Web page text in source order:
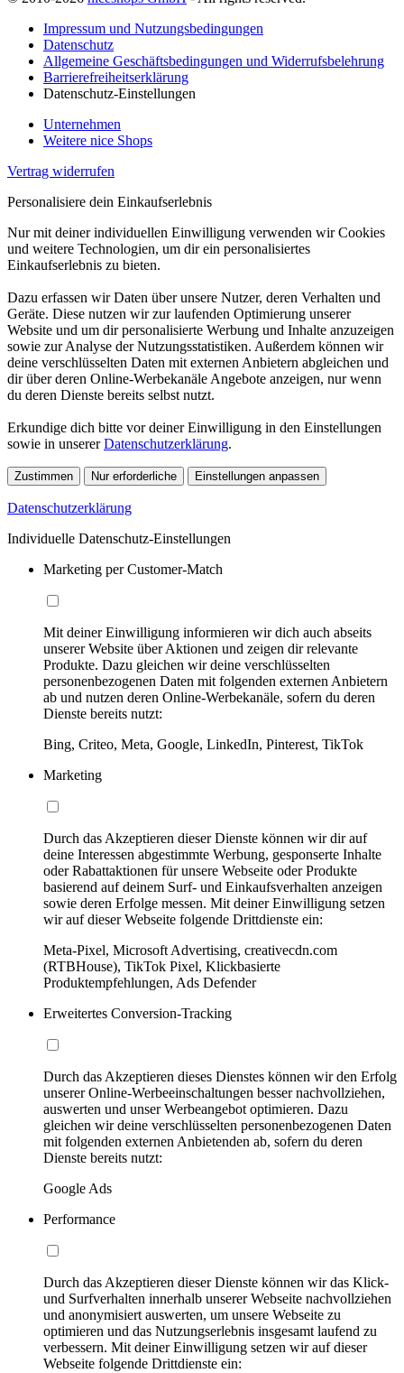
Impressum und Nutzungsbedingungen
Datenschutz
Allgemeine Geschäftsbedingungen und Widerrufsbelehrung
Barrierefreiheitserklärung
Datenschutz-Einstellungen
Unternehmen
Weitere nice Shops
Vertrag widerrufen
Personalisiere dein Einkaufserlebnis
Nur mit deiner individuellen Einwilligung verwenden wir Cookies
und weitere Technologien, um dir ein personalisiertes
Einkaufserlebnis zu bieten.
Dazu erfassen wir Daten über unsere Nutzer, deren Verhalten und
Geräte. Diese nutzen wir zur laufenden Optimierung unserer
Website und um dir personalisierte Werbung und Inhalte anzuzeigen
sowie zur Analyse der Nutzungsstatistiken. Außerdem können wir
deine verschlüsselten Daten mit externen Anbietern abgleichen und
dir über deren Online-Werbekanäle Angebote anzeigen, nur wenn
du deren Dienste bereits selbst nutzt.
Erkundige dich bitte vor deiner Einwilligung in den Einstellungen
sowie in unsererDatenschutzerklärung.
Zustimmen Nur erforderliche Einstellungen anpassen
Datenschutzerklärung
Individuelle Datenschutz-Einstellungen
Marketing per Customer-Match
Mit deiner Einwilligung informieren wir dich auch abseits
unserer Website über Aktionen und zeigen dir relevante
Produkte. Dazu gleichen wir deine verschlüsselten
personenbezogenen Daten mit folgenden externen Anbietern
ab und nutzen deren Online-Werbekanäle, sofern du deren
Dienste bereits nutzt:
Bing, Criteo, Meta, Google, LinkedIn, Pinterest, TikTok
Marketing
Durch das Akzeptieren dieser Dienste können wir dir auf
deine Interessen abgestimmte Werbung, gesponserte Inhalte
oder Rabattaktionen für unsere Webseite oder Produkte
basierend auf deinem Surf- und Einkaufsverhalten anzeigen
sowie deren Erfolge messen. Mit deiner Einwilligung setzen
wir auf dieser Webseite folgende Drittdienste ein:
Meta-Pixel, Microsoft Advertising, creativecdn.com
(RTBHouse), TikTok Pixel, Klickbasierte
Produktempfehlungen, Ads Defender
Erweitertes Conversion-Tracking
Durch das Akzeptieren dieses Dienstes können wir den Erfolg
unserer Online-Werbeeinschaltungen besser nachvollziehen,
auswerten und unser Werbeangebot optimieren. Dazu
gleichen wir deine verschlüsselten personenbezogenen Daten
mit folgenden externen Anbietenden ab, sofern du deren
Dienste bereits nutzt:
Google Ads
Performance
Durch das Akzeptieren dieser Dienste können wir das Klick-
und Surfverhalten innerhalb unserer Webseite nachvollziehen
und anonymisiert auswerten, um unsere Webseite zu
optimieren und das Nutzungserlebnis insgesamt laufend zu
verbessern. Mit deiner Einwilligung setzen wir auf dieser
Webseite folgende Drittdienste ein: